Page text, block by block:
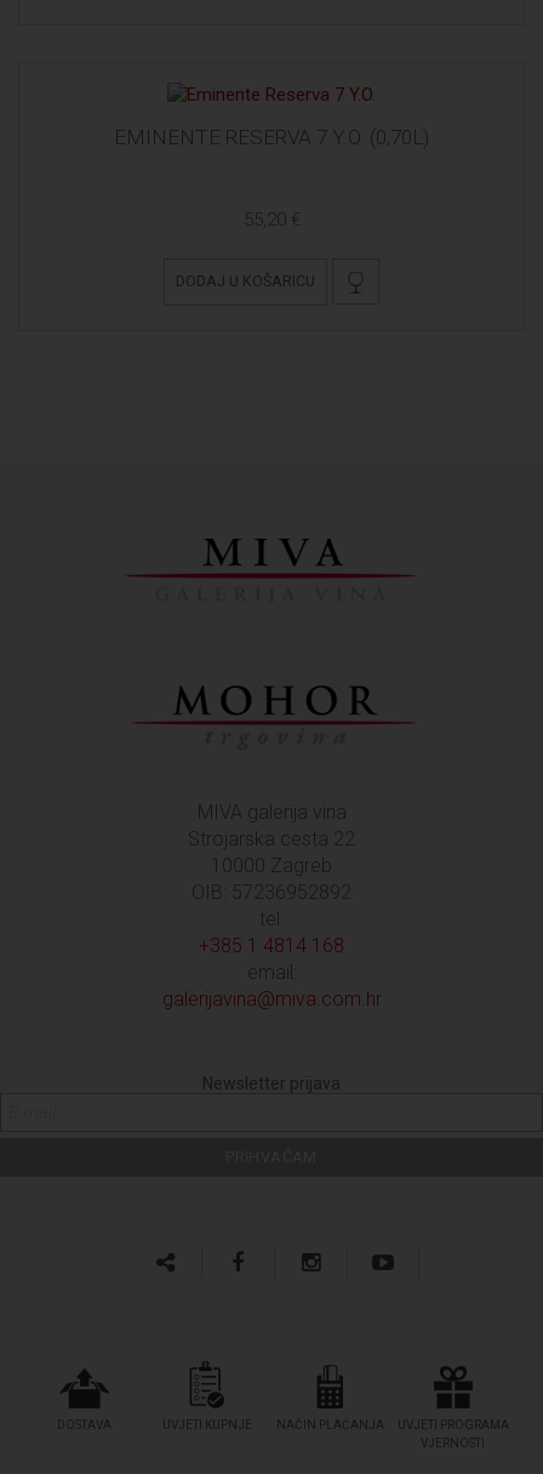
EMINENTE RESERVA 7 Y.O. (0,70L)
55,20 €
DODAJ U KOŠARICU
MIVA galerija vina
Strojarska cesta 22
10000 Zagreb
OIB: 57236952892
tel:
+385 1 4814 168
email:
galerijavina@miva.com.hr
Newsletter prijava
DOSTAVA UVJETI KUPNJE NAČIN PLAĆANJA
UVJETI PROGRAMA
VJERNOSTI